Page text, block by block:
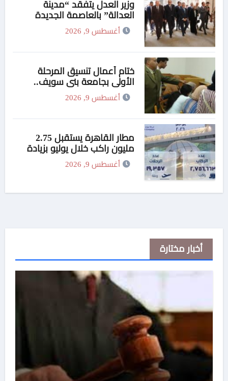
وزير العدل يتفقد “مدينة
العدالة” بالعاصمة الجديدة
وبرفقته رئيسا هيئة قضايا الدولة
وهيئة النيابة الإدارية
أغسطس 9, 2026
ختام أعمال تنسيق المرحلة
الأولى بجامعة بني سويف..
1148 طالبًا وطالبة سجلوا
رغباتهم
أغسطس 9, 2026
مطار القاهرة يستقبل 2.75
مليون راكب خلال يوليو بزيادة
أغسطس 9, 2026
أخبار مختارة